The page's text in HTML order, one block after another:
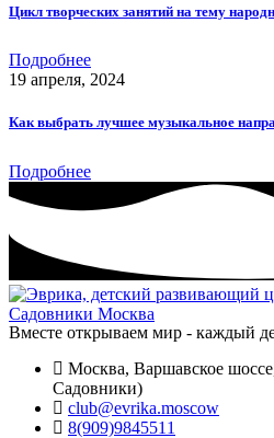
Цикл творческих занятий на тему
Подробнее
19 апреля, 2024
Как выбрать лучшее музыкальное
Подробнее
Вместе открываем мир - каждый
Москва, Варшавское
Садовники)
club@evrika.moscow
8(909)9845511